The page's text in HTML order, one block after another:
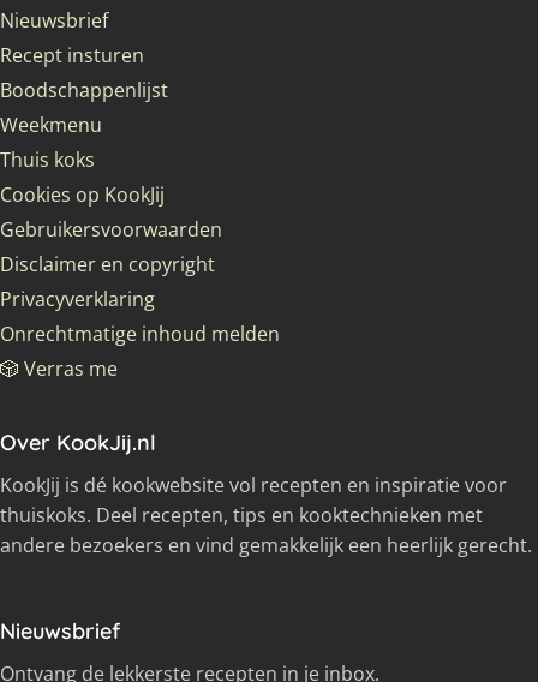
Nieuwsbrief
Recept insturen
Boodschappenlijst
Weekmenu
Thuis koks
Cookies op KookJij
Gebruikersvoorwaarden
Disclaimer en copyright
Privacyverklaring
Onrechtmatige inhoud melden
🎲 Verras me
Over KookJij.nl
KookJij is dé kookwebsite vol recepten en inspiratie voor
thuiskoks. Deel recepten, tips en kooktechnieken met
andere bezoekers en vind gemakkelijk een heerlijk gerecht.
Nieuwsbrief
Ontvang de lekkerste recepten in je inbox.